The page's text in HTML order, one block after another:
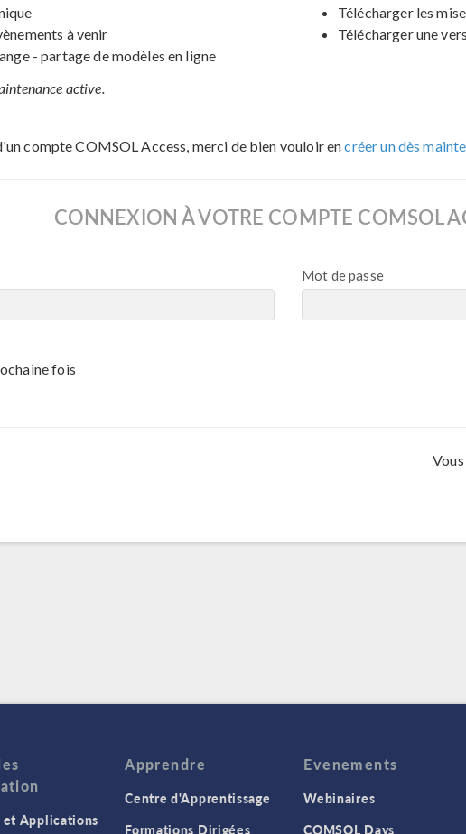
à venir
- partage de modèles en ligne
Télécharger les
Télécharger une
active.
compte COMSOL Access, merci de bien vouloir encréer un dès
CONNEXION À VOTRE COMPTE COMSOL
Mot de passe
fois
et Applications
Apprendre
Centre d'Apprentissage
Formations Dirigées
Evenements
Webinaires
COMSOL Days